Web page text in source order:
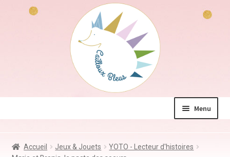
Menu
Jeux & Jouets
Accueil Jeux & Jouets
YOTO - Lecteur d'histoires